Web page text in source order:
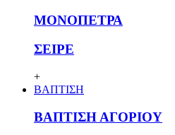
ΜΟΝΟΠΕΤΡΑ
ΣΕΙΡΕ
+
ΒΑΠΤΙΣΗ
ΒΑΠΤΙΣΗ ΑΓΟΡΙΟΥ